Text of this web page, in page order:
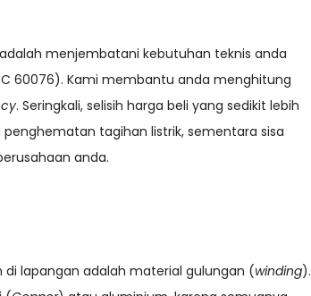
adalah menjembatani kebutuhan teknis anda
60076). Kami membantu anda menghitung
. Seringkali, selisih harga beli yang sedikit lebih
tagihan listrik, sementara sisa
anda.
di lapangan adalah material gulungan (winding).